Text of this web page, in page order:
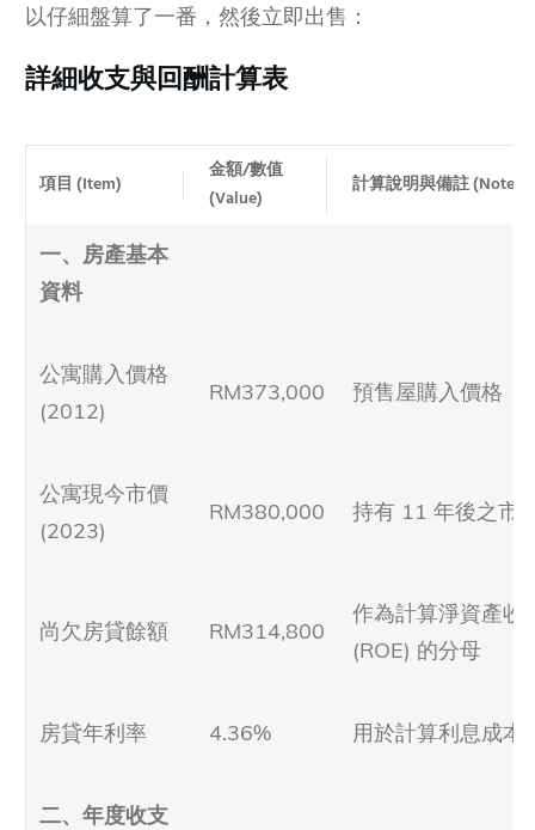
以仔細盤算了一番，然後立即出售：
詳細收支與回酬計算表
項目 (Item)
金額/數值
(Value)
計算說明與備註 (Notes)
一、房產基本
資料
公寓購入價格
(2012)
RM373,000 預售屋購入價格
公寓現今市價
(2023)
RM380,000 持有 11 年後之市
尚欠房貸餘額 RM314,800
作為計算淨資產收
(ROE) 的分母
房貸年利率 4.36% 用於計算利息成本
二、年度收支